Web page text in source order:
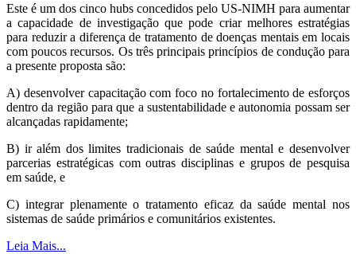
Este é um dos cinco hubs concedidos pelo US-NIMH para aumentar
a capacidade de investigação que pode criar melhores estratégias
para reduzir a diferença de tratamento de doenças mentais em locais
com poucos recursos. Os três principais princípios de condução para
a presente proposta são:
A) desenvolver capacitação com foco no fortalecimento de esforços
dentro da região para que a sustentabilidade e autonomia possam ser
alcançadas rapidamente;
B) ir além dos limites tradicionais de saúde mental e desenvolver
parcerias estratégicas com outras disciplinas e grupos de pesquisa
em saúde, e
C) integrar plenamente o tratamento eficaz da saúde mental nos
sistemas de saúde primários e comunitários existentes.
Leia Mais...